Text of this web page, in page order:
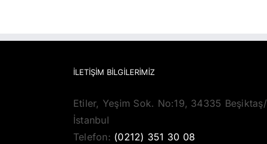
İLETIŞIM BILGILERIMIZ
Etiler, Yeşim Sok. No:19, 34335 Beşiktaş/
İstanbul
Telefon: (0212) 351 30 08